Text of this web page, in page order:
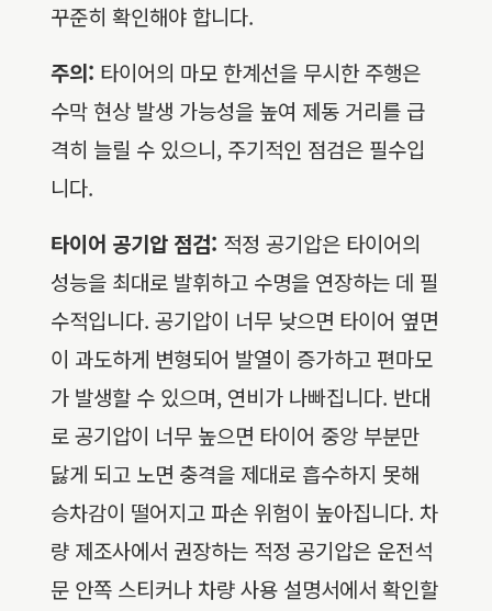
꾸준히 확인해야 합니다.
주의: 타이어의 마모 한계선을 무시한 주행은
수막 현상 발생 가능성을 높여 제동 거리를 급
격히 늘릴 수 있으니, 주기적인 점검은 필수입
니다.
타이어 공기압 점검: 적정 공기압은 타이어의
성능을 최대로 발휘하고 수명을 연장하는 데 필
수적입니다. 공기압이 너무 낮으면 타이어 옆면
이 과도하게 변형되어 발열이 증가하고 편마모
가 발생할 수 있으며, 연비가 나빠집니다. 반대
로 공기압이 너무 높으면 타이어 중앙 부분만
닳게 되고 노면 충격을 제대로 흡수하지 못해
승차감이 떨어지고 파손 위험이 높아집니다. 차
량 제조사에서 권장하는 적정 공기압은 운전석
문 안쪽 스티커나 차량 사용 설명서에서 확인할